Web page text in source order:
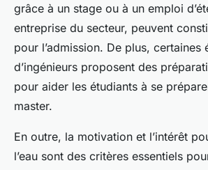
grâce à un stage ou à un emploi
entreprise du secteur, peuvent
pour l’admission. De plus, certaines
d’ingénieurs proposent des
pour aider les étudiants à se
master.
En outre, la motivation et l’intérêt
l’eau sont des critères essentiels